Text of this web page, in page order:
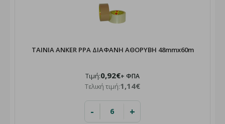
ΤΑΙΝΙΑ ANKER PPA ΔΙΑΦΑΝΗ ΑΘΟΡΥΒΗ 48mmx60m
Τιμή:0,92€+ ΦΠΑ
Τελική τιμή:1,14€
- +